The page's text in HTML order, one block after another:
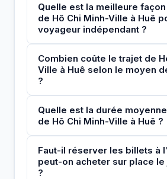
Quelle est la meilleure
de Hô Chi Minh-Ville à Huê
voyageur indépendant ?
Combien coûte le trajet de
Ville à Huê selon le moyen
?
Quelle est la durée
de Hô Chi Minh-Ville à Huê ?
Faut-il réserver les billets à
peut-on acheter sur place le
?